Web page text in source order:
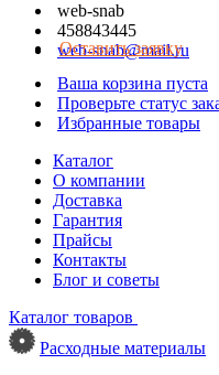
web-snab
458843445
web-snab@mail.ru
Оставить заявку
Ваша корзина пуста
Проверьте статус
Избранные товары
Каталог
О компании
Доставка
Гарантия
Прайсы
Контакты
Блог и советы
Каталог товаров
Расходные материалы